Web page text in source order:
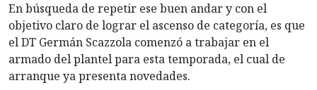
En búsqueda de repetir ese buen andar y con el
objetivo claro de lograr el ascenso de categoría, es que
el DT Germán Scazzola comenzó a trabajar en el
armado del plantel para esta temporada, el cual de
arranque ya presenta novedades.